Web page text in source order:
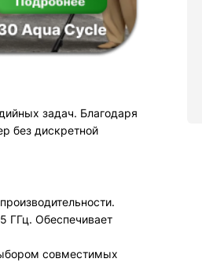
задач. Благодаря
без дискретной
ГГц. Обеспечивает
совместимых